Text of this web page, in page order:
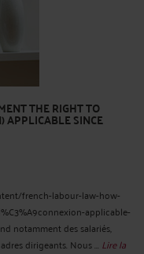
THE RIGHT TO
APPLICABLE SINCE
french-labour-law-how-
applicable-
notamment des salariés,
dirigeants. Nous ... Lire la